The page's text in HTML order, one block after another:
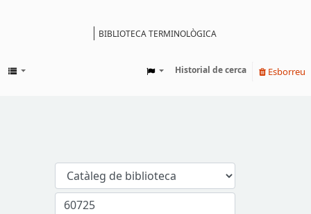
BIBLIOTECA TERMINOLÒGICA
Historial de cerca Esborreu